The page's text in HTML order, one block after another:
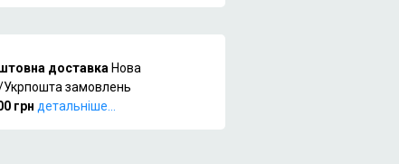
доставка Нова
замовлень
грн детальніше...